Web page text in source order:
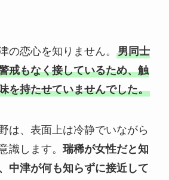
の恋心を知りません。
男同士
戒もなく接しているため、触
を持たせていませんでした。
は、表面上は冷静でいながら
識します。 瑞稀が女性だと知
中津が何も知らずに接近して